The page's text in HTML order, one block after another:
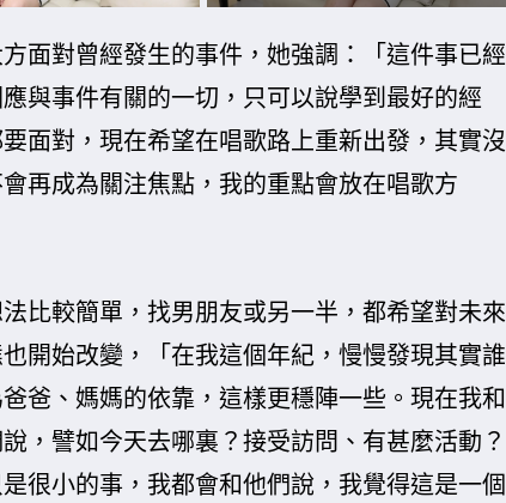
面對曾經發生的事件，她強調：「這件事已經
與事件有關的一切，只可以說學到最好的經
面對，現在希望在唱歌路上重新出發，其實沒
再成為關注焦點，我的重點會放在唱歌方
比較簡單，找男朋友或另一半，都希望對未來
開始改變，「在我這個年紀，慢慢發現其實誰
爸、媽媽的依靠，這樣更穩陣一些。現在我和
，譬如今天去哪裏？接受訪問、有甚麼活動？
很小的事，我都會和他們說，我覺得這是一個